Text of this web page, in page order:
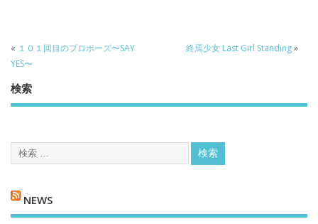
« １０１回目のプロポーズ〜SAY
YES〜
終焉少女 Last Girl Standing»
検索
NEWS